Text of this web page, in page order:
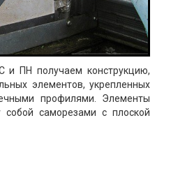
ПН получаем конструкцию,
элементов, укрепленных
профилями. Элементы
собой саморезами с плоской